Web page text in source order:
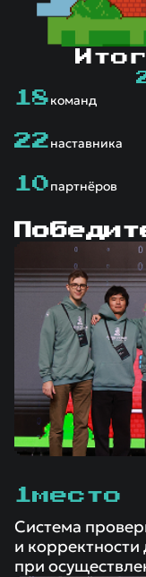
18команд
22наставника
10партнёров
1место
Система
и
при